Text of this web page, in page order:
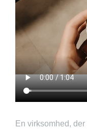
En virksomhed,